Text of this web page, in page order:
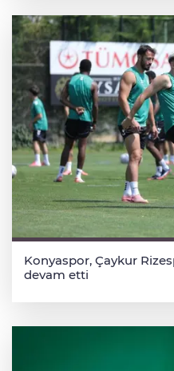
Konyaspor, Çaykur
devam etti